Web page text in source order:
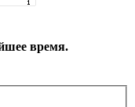
время.